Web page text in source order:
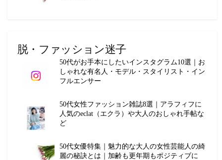
脱・ファッション迷子
50代がお手本にしたいインスタグラム10選｜お
しゃれな有名人・モデル・スタイリスト・イン
フルエンサー
50代女性ファッション雑誌8選｜アラフィフに
人気のeclat（エクラ）や大人のおしゃれ手帖な
ど
50代女優特集｜魅力的な大人の女性芸能人の綺
麗の秘訣とは｜加齢も更年期もポジティブに